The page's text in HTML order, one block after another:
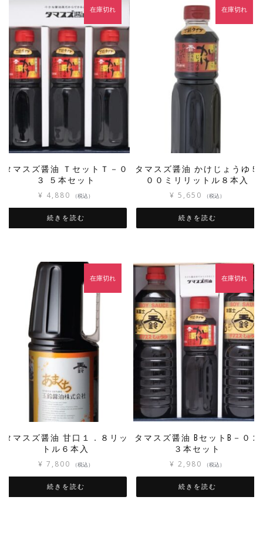
タマスズ醤油 ＴセットＴ－０
３ ５本セット
¥ 4,880 （税込）
在庫切れ
続きを読む
タマスズ醤油 かけじょうゆ５
００ミリリットル８本入
¥ 5,650 （税込）
在庫切れ
続きを読む
タマスズ醤油 甘口１．８リッ
トル６本入
¥ 7,800 （税込）
在庫切れ
続きを読む
タマスズ醤油 BセットB－０２
３本セット
¥ 2,980 （税込）
在庫切れ
続きを読む